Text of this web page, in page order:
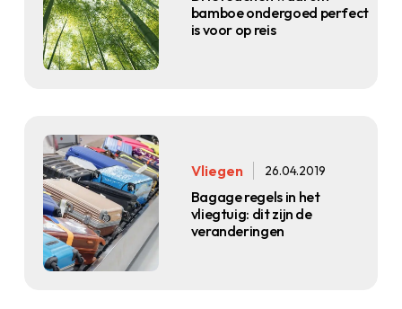
bamboe ondergoed perfect
is voor op reis
Vliegen 26.04.2019
Bagage regels in het
vliegtuig: dit zijn de
veranderingen